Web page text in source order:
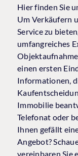
Hier finden Sie
Um Verkäufern
Service zu
umfangreiches
einen ersten
Informationen,
Immobilie
Telefonat oder
Ihnen gefällt
Angebot?
vereinbaren Sie